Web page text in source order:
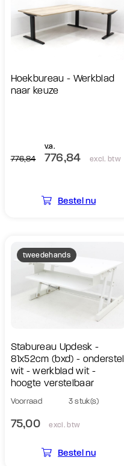
Hoekbureau - Werkblad
naar keuze
776,84
v.a.
776,84 excl. btw
Bestel nu
tweedehands
Stabureau Updesk -
81x52cm (bxd) - onderstel
wit - werkblad wit -
hoogte verstelbaar
Voorraad 3 stuk(s)
75,00 excl. btw
Bestel nu